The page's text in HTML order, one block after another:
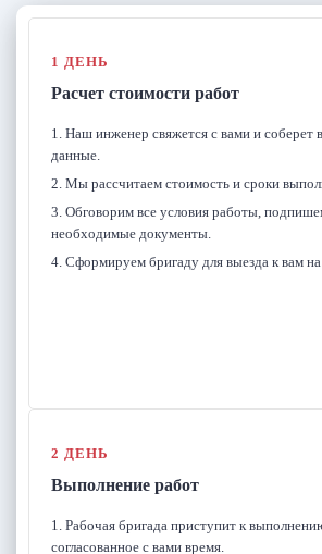
1 ДЕНЬ
Расчет стоимости работ
1. Наш инженер свяжется с вами и соберет
данные.
2. Мы рассчитаем стоимость и сроки
3. Обговорим все условия работы,
необходимые документы.
4. Сформируем бригаду для выезда к вам на
2 ДЕНЬ
Выполнение работ
1. Рабочая бригада приступит к
согласованное с вами время.